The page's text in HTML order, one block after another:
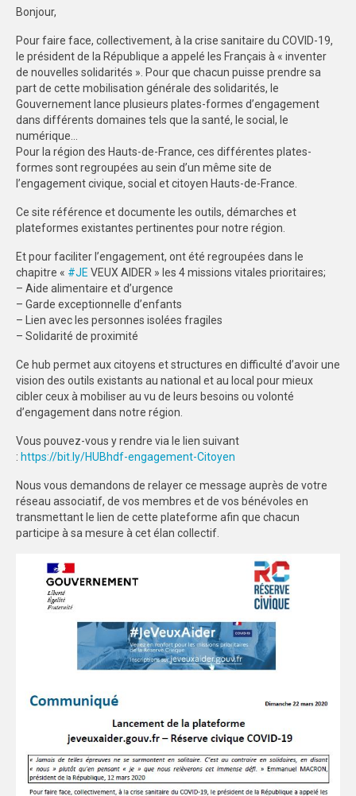
COMMUNICATION
CHAMPIONNATS DE FRANCE
PHOTOTHÈQUE
AMIENS
LILLE
VIDÉOTHÈQUE
LOGOTHÈQUE
AFFICHES
PALMARÈS
Bonjour,
Pour faire face, collectivement, à la crise sanitaire du COVID-19,
le président de la République a appelé les Français à « inventer
de nouvelles solidarités ». Pour que chacun puisse prendre sa
part de cette mobilisation générale des solidarités, le
Gouvernement lance plusieurs plates-formes d’engagement
dans différents domaines tels que la santé, le social, le
numérique…
Pour la région des Hauts-de-France, ces différentes plates-
formes sont regroupées au sein d’un même site de
l’engagement civique, social et citoyen Hauts-de-France.
Ce site référence et documente les outils, démarches et
plateformes existantes pertinentes pour notre région.
Et pour faciliter l’engagement, ont été regroupées dans le
chapitre « #JE VEUX AIDER » les 4 missions vitales prioritaires;
– Aide alimentaire et d’urgence
– Garde exceptionnelle d’enfants
– Lien avec les personnes isolées fragiles
– Solidarité de proximité
Ce hub permet aux citoyens et structures en difficulté d’avoir une
vision des outils existants au national et au local pour mieux
cibler ceux à mobiliser au vu de leurs besoins ou volonté
d’engagement dans notre région.
Vous pouvez-vous y rendre via le lien suivant
: https://bit.ly/HUBhdf-engagement-Citoyen
Nous vous demandons de relayer ce message auprès de votre
réseau associatif, de vos membres et de vos bénévoles en
transmettant le lien de cette plateforme afin que chacun
participe à sa mesure à cet élan collectif.